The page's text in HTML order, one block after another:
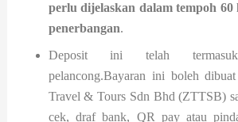
perlu dijelaskan dalam tempoh
penerbangan.
Deposit ini telah
pelancong.Bayaran ini boleh
Travel & Tours Sdn Bhd (ZTTSB)
cek, draf bank, QR pay atau